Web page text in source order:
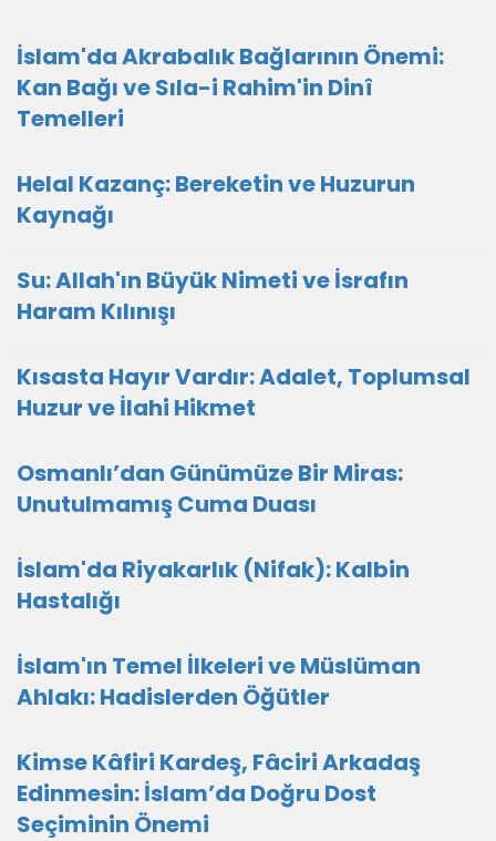
İslam'da Akrabalık Bağlarının Önemi:
Kan Bağı ve Sıla-i Rahim'in Dinî
Temelleri
Helal Kazanç: Bereketin ve Huzurun
Kaynağı
Su: Allah'ın Büyük Nimeti ve İsrafın
Haram Kılınışı
Kısasta Hayır Vardır: Adalet, Toplumsal
Huzur ve İlahi Hikmet
Osmanlı’dan Günümüze Bir Miras:
Unutulmamış Cuma Duası
İslam'da Riyakarlık (Nifak): Kalbin
Hastalığı
İslam'ın Temel İlkeleri ve Müslüman
Ahlakı: Hadislerden Öğütler
Kimse Kâfiri Kardeş, Fâciri Arkadaş
Edinmesin: İslam’da Doğru Dost
Seçiminin Önemi